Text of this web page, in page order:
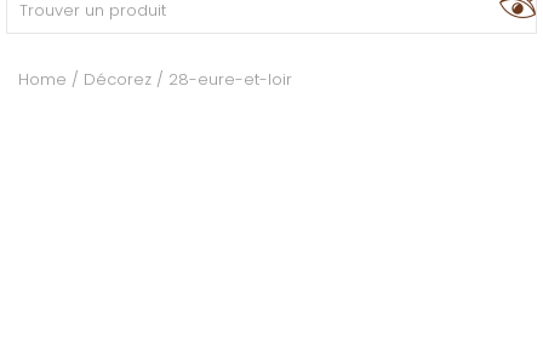
Home
MEUBLEZ
Home Décorez 28-eure-et-loir